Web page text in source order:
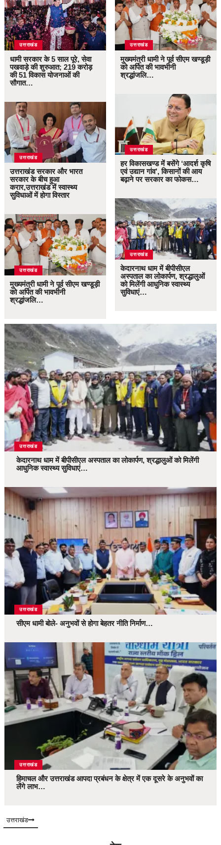
उत्तराखंड
धामी सरकार के 5 साल पूरे, सेवा
पखवाड़े की शुरुआत; 219 करोड़
की 51 विकास योजनाओं की
सौगात…
उत्तराखंड
उत्तराखंड सरकार और भारत
सरकार के बीच हुआ
करार,उत्तराखंड में स्वास्थ्य
सुविधाओं में होगा विस्तार
उत्तराखंड
मुख्यमंत्री धामी ने पूर्व सीएम खण्डूड़ी
को अर्पित की भावभीनी
श्रद्धांजलि…
उत्तराखंड
मुख्यमंत्री धामी ने पूर्व सीएम खण्डूड़ी
को अर्पित की भावभीनी
श्रद्धांजलि…
उत्तराखंड
हर विकासखण्ड में बसेंगे ‘आदर्श कृषि
एवं उद्यान गांव’, किसानों की आय
बढ़ाने पर सरकार का फोकस…
उत्तराखंड
केदारनाथ धाम में बीपीसीएल
अस्पताल का लोकार्पण, श्रद्धालुओं
को मिलेंगी आधुनिक स्वास्थ्य
सुविधाएं…
उत्तराखंड
केदारनाथ धाम में बीपीसीएल अस्पताल का लोकार्पण, श्रद्धालुओं को मिलेंगी
आधुनिक स्वास्थ्य सुविधाएं…
उत्तराखंड
सीएम धामी बोले- अनुभवों से होगा बेहतर नीति निर्माण…
उत्तराखंड
हिमाचल और उत्तराखंड आपदा प्रबंधन के क्षेत्र में एक दूसरे के अनुभवों का
लेंगे लाभ…
उत्तराखंड